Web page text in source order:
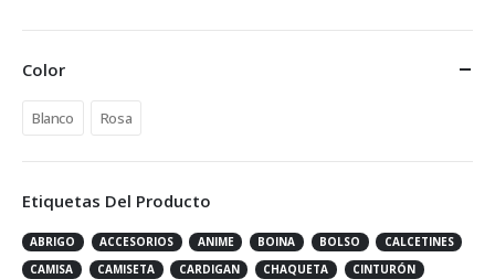
Color
Blanco Rosa
Etiquetas Del Producto
ABRIGO ACCESORIOS ANIME BOINA BOLSO
CALCETINES
CAMISA
CAMISETA CARDIGAN CHAQUETA
CINTURÓN